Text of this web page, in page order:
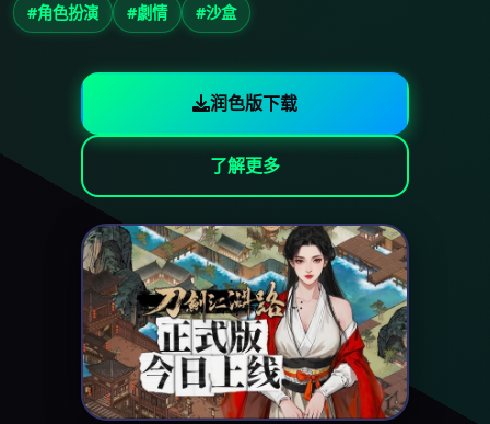
#角色扮演 #劇情 #沙盒
润色版下载
了解更多